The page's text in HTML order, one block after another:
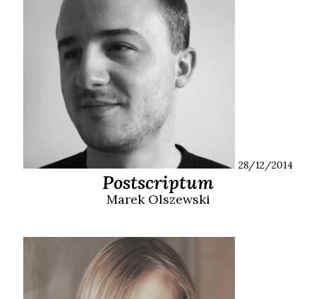
28/12/2014
Postscriptum
MarekOlszewski